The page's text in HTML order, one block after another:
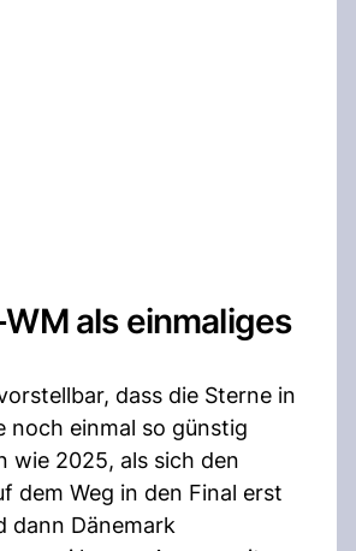
als einmaliges
dass die Sterne in
noch einmal so günstig
wie 2025, als sich den
dem Weg in den Final erst
dann Dänemark